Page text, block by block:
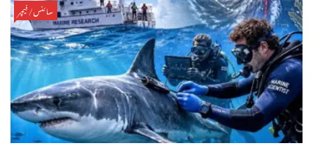
سائنس/فیچر